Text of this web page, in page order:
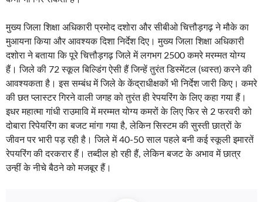
मुख्य जिला शिक्षा अधिकारी प्रमोद दशोरा और सीबीओ चित्तौड़गढ़ ने मौके का
मुआयना किया और आवश्यक दिशा निर्देश दिए। मुख्य जिला शिक्षा अधिकारी
दशोरा ने बताया कि पूरे चित्तौड़गढ़ जिले में लगभग 2500 कमरे मरम्मत योग्य
हैं। जिले की 72 स्कूल बिल्डिंग ऐसी हैं जिन्हें तुरंत डिस्मेंटल (ध्वस्त) करने की
आवश्यकता है। इस सम्बंध में जिले के केंद्राधीक्षकों भी निर्देश जारी किए। कमरे
की छत प्लास्टर गिरने वाली जगह को तुरंत ही रेपयरिंग के लिए कहा गया हैं।
इधर महात्मा गांधी राउमावि में मरम्मत योग्य कमरों के लिए फिर से 2 फरवरी को
दोबारा रिपेयरिंग का बजट मांगा गया है, लेकिन सिस्टम की सुस्ती छात्रों के
जीवन पर भारी पड़ रही है। जिले में 40-50 साल पहले बनी कई स्कूली इमारतें
रेपयरिंग की दरकरार हैं। तब्दील हो रही हैं, लेकिन बजट के अभाव में छात्र
उन्हीं के नीचे बैठने को मजबूर हैं।